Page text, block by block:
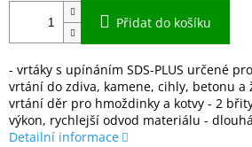
Přidat do košíku
- vrtáky s upínáním SDS-PLUS určené
vrtání do zdiva, kamene, cihly, betonu a
vrtání děr pro hmoždinky a kotvy - 2
výkon, rychlejší odvod materiálu -
Detailní informace